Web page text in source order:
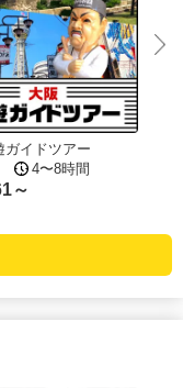
ガイドツアー
4〜8時間
～